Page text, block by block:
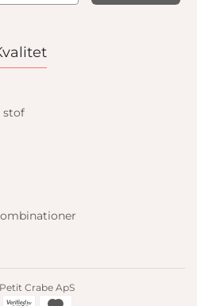
stof
Crabe ApS